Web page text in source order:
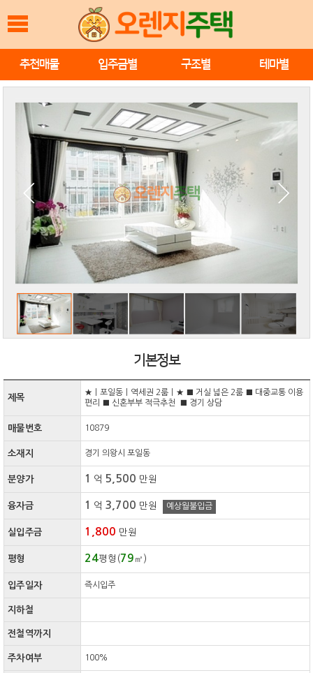
추천매물 입주금별 구조별 테마별
기본정보
제목
★ㅣ포일동ㅣ역세권 2룸ㅣ★ ■ 거실 넓은 2룸 ■ 대중교통 이용
편리 ■ 신혼부부 적극추천 ■ 경기 상담
매물번호 10879
소재지 경기 의왕시 포일동
분양가 1 억 5,500 만원
융자금 1 억 3,700 만원 예상월불입금
실입주금 1,800 만원
평형 24평형(79 ㎡)
입주일자 즉시입주
지하철
전철역까지
주차여부 100%